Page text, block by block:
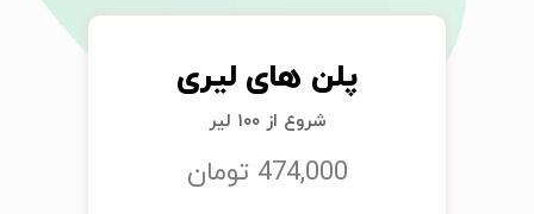
پلن های لیری
شروع از ۱۰۰ لیر
474,000 تومان